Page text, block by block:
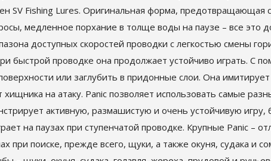
SV Fishing Lures. Оригинальная форма,
медленное порхание в толще воды на паузе – все это
доступных скоростей проводки с легкостью смены
быстрой проводке она продолжает устойчиво играть.
или заглубить в придонные слои. Она
хищника на атаку. Panic позволяет использовать самые
активную, размашистую и очень устойчивую
на паузах при ступенчатой проводке. Крупные Panic
при поиске, прежде всего, щуки, а также окуня, судака и